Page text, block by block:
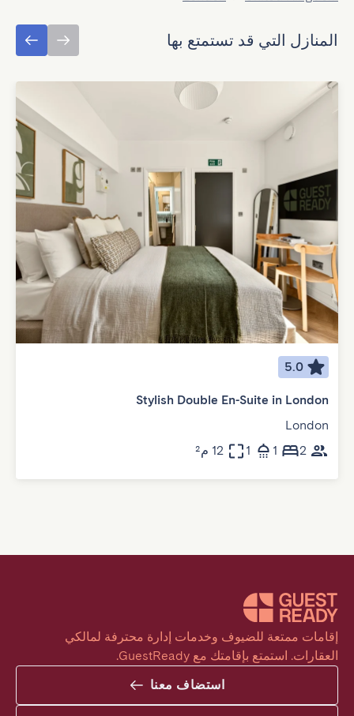
المنازل التي قد تستمتع بها
5.0
Stylish Double En-Suite in London
London
2
1
1 12 م²
العقارات. استمتع بإقامتك مع GuestReady.
استضاف معنا